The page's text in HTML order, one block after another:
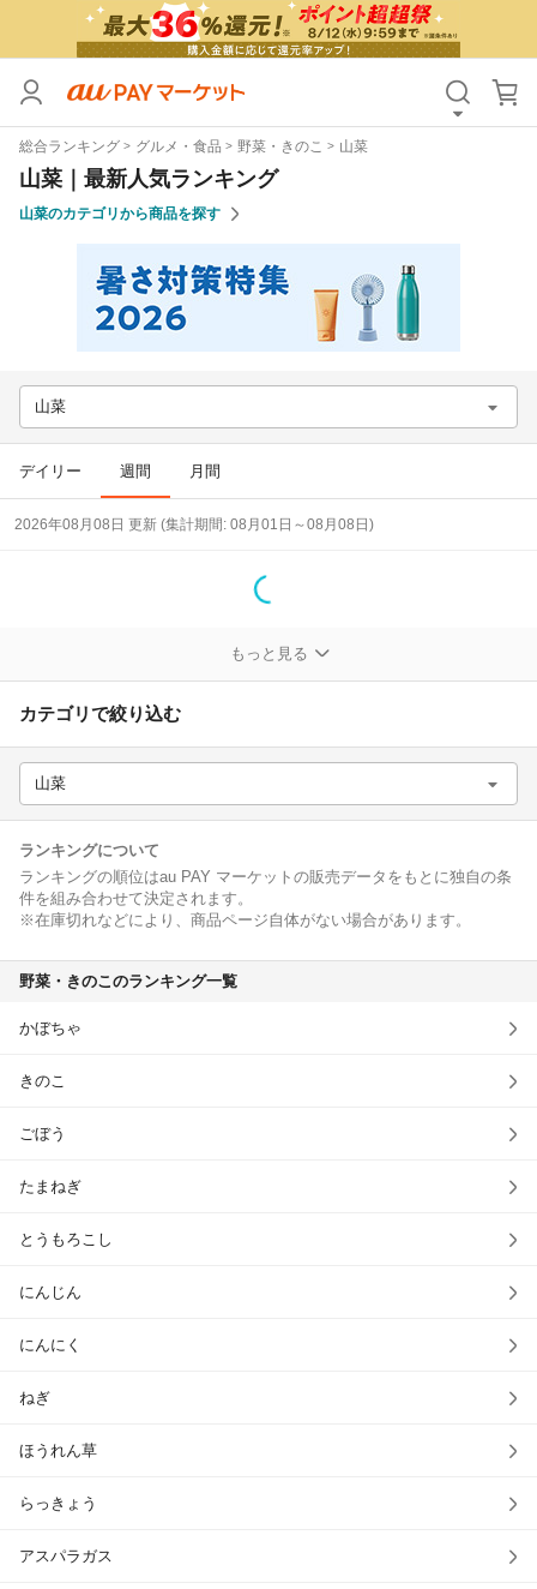
総合ランキング グルメ・食品 野菜・きのこ 山菜
山菜｜最新人気ランキング
山菜のカテゴリから商品を探す
山菜
デイリー 週間 月間
2026年08月08日 更新 (集計期間: 08月01日～08月08日)
もっと見る
カテゴリで絞り込む
山菜
ランキングについて
ランキングの順位はau PAY マーケットの販売データをもとに独自の条
件を組み合わせて決定されます。
※在庫切れなどにより、商品ページ自体がない場合があります。
野菜・きのこのランキング一覧
かぼちゃ
きのこ
ごぼう
たまねぎ
とうもろこし
にんじん
にんにく
ねぎ
ほうれん草
らっきょう
アスパラガス
カテゴリ すべて
価格
支払い方法
その他の条件
送料無料 タイムセール
サンキュー配送対象
キーワード